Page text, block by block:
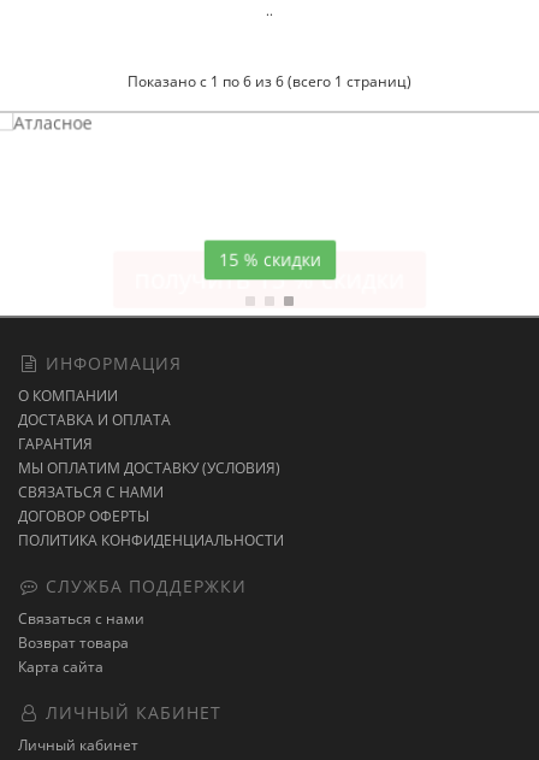
..
Показано с 1 по 6 из 6 (всего 1 страниц)
15 % скидки
ИНФОРМАЦИЯ
О КОМПАНИИ
ДОСТАВКА И ОПЛАТА
ГАРАНТИЯ
МЫ ОПЛАТИМ ДОСТАВКУ (УСЛОВИЯ)
СВЯЗАТЬСЯ С НАМИ
ДОГОВОР ОФЕРТЫ
ПОЛИТИКА КОНФИДЕНЦИАЛЬНОСТИ
СЛУЖБА ПОДДЕРЖКИ
Связаться с нами
Возврат товара
Карта сайта
ЛИЧНЫЙ КАБИНЕТ
Личный кабинет